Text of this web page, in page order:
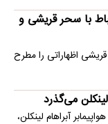
با سحر قریشی و
اظهاراتی را مطرح
می‌گذرد
آبراهام لینکلن،